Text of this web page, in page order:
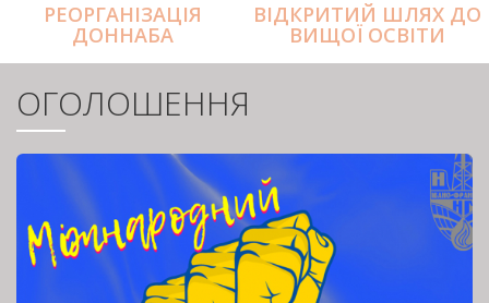
РЕОРГАНІЗАЦІЯ
ДОННАБА
ВІДКРИТИЙ ШЛЯХ ДО
ВИЩОЇ ОСВІТИ
ОГОЛОШЕННЯ